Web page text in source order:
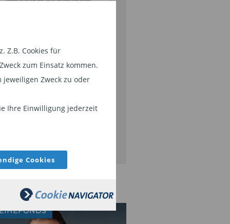
Z.B. Cookies für
zum Einsatz kommen.
Zweck zu oder
Ihre Einwilligung jederzeit
Cookies
Interviews,
Storys aus der Branche,
34f, u.v.m. Bleiben Sie mit